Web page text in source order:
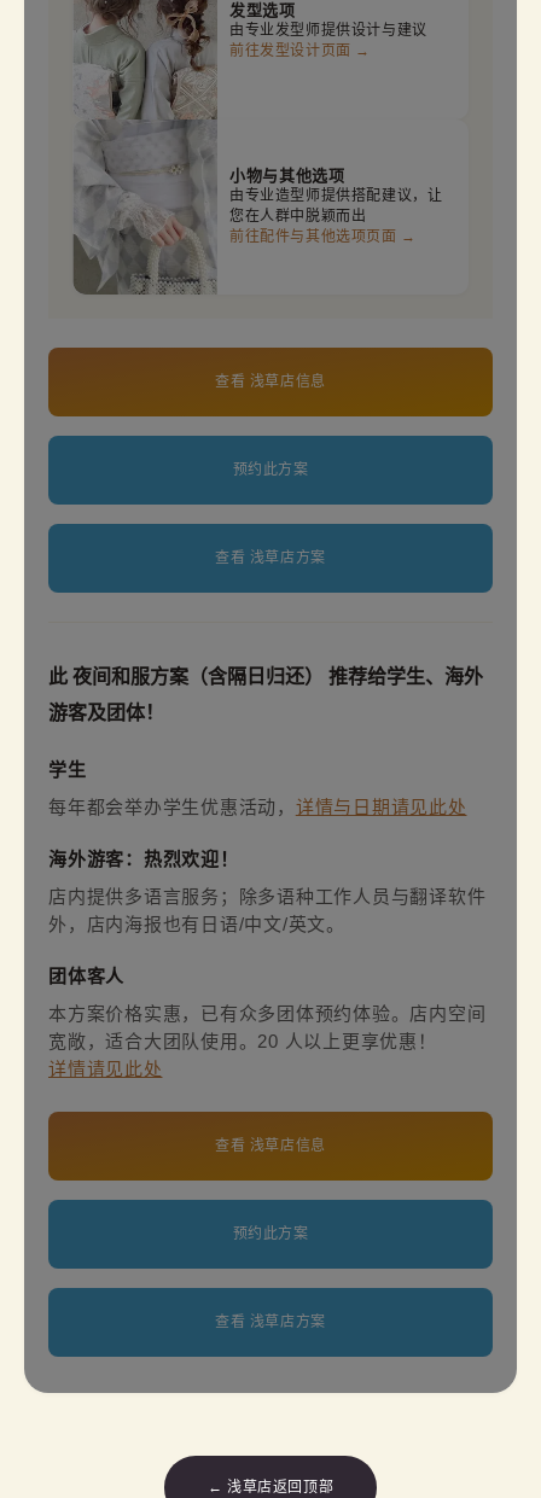
发型选项
由专业发型师提供设计与建议
前往发型设计页面 →
小物与其他选项
由专业造型师提供搭配建议，让
您在人群中脱颖而出
前往配件与其他选项页面 →
查看 浅草店信息
预约此方案
查看 浅草店方案
此 夜间和服方案（含隔日归还） 推荐给学生、海外
游客及团体！
学生
每年都会举办学生优惠活动， 详情与日期请见此处
海外游客：热烈欢迎！
店内提供多语言服务；除多语种工作人员与翻译软件
外，店内海报也有日语/中文/英文。
团体客人
本方案价格实惠，已有众多团体预约体验。店内空间
宽敞，适合大团队使用。20 人以上更享优惠！
详情请见此处
查看 浅草店信息
预约此方案
查看 浅草店方案
← 浅草店返回顶部